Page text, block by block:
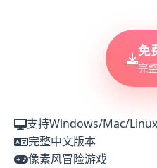
免
完
支持Windows/Mac/Linux
完整中文版本
像素风冒险游戏